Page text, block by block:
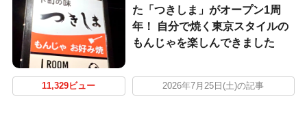
た「つきしま」がオープン1周
年！ 自分で焼く東京スタイルの
もんじゃを楽しんできました
11,329ビュー 2026年7月25日(土)の記事